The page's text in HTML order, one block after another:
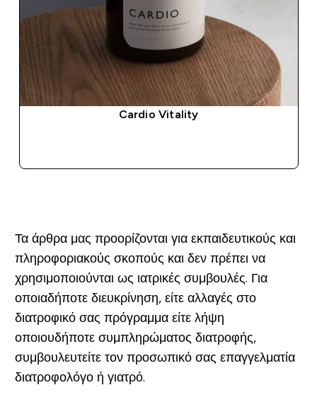
Cardio Vitality
Τα άρθρα μας προορίζονται για εκπαιδευτικούς και
πληροφοριακούς σκοπούς και δεν πρέπει να
χρησιμοποιούνται ως ιατρικές συμβουλές. Για
οποιαδήποτε διευκρίνηση, είτε αλλαγές στο
διατροφικό σας πρόγραμμα είτε λήψη
οποιουδήποτε συμπληρώματος διατροφής,
συμβουλευτείτε τον προσωπικό σας επαγγελματία
διατροφολόγο ή γιατρό.